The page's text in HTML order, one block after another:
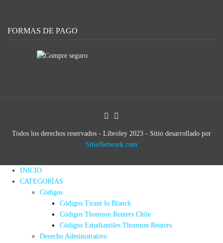
FORMAS DE PAGO
Todos los derechos reservados - Libroley 2023 - Sitio desarrollado por
SitioNetwork.com
INICIO
CATEGORÍAS
Códigos
Códigos Tirant lo Blanch
Códigos Thomson Reuters Chile
Códigos Estudiantiles Thomson Reuters
Derecho Administrativo